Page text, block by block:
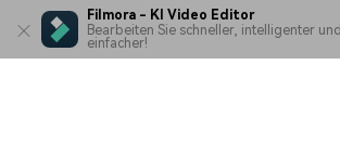
Filmora - KI Video Editor
Bearbeiten Sie schneller, intelligenter und
einfacher!